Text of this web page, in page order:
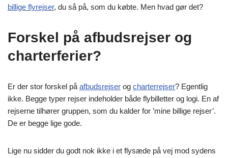
billige flyrejser, du så på, som du købte. Men hvad gør det?
Forskel på afbudsrejser og
charterferier?
Er der stor forskel på afbudsrejser og charterrejser? Egentlig
ikke. Begge typer rejser indeholder både flybilletter og logi. En af
rejserne tilhører gruppen, som du kalder for ’mine billige rejser’.
De er begge lige gode.
Lige nu sidder du godt nok ikke i et flysæde på vej mod sydens